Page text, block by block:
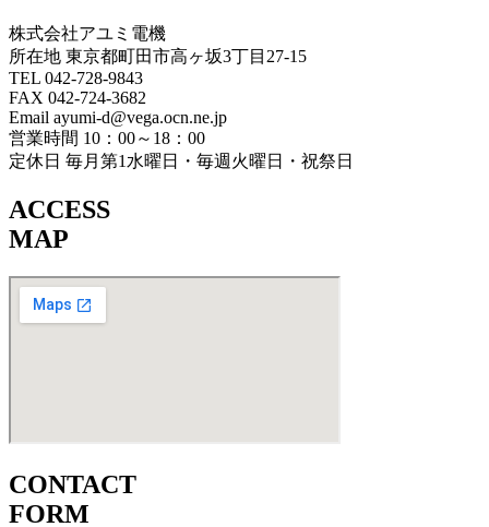
株式会社アユミ電機
所在地 東京都町田市高ヶ坂3丁目27‐15
TEL 042-728-9843
FAX 042-724-3682
Email ayumi-d@vega.ocn.ne.jp
営業時間 10：00～18：00
定休日 毎月第1水曜日・毎週火曜日・祝祭日
ACCESS
MAP
CONTACT
FORM